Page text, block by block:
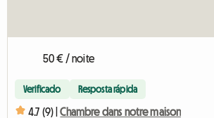
50 € / noite
Verificado Resposta rápida
4.7 (9) | Chambre dans notre maison